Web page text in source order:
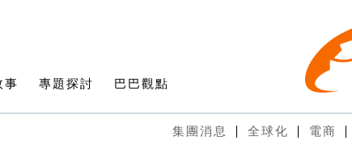
事 專題探討 巴巴觀點
集團消息 全球化 電商